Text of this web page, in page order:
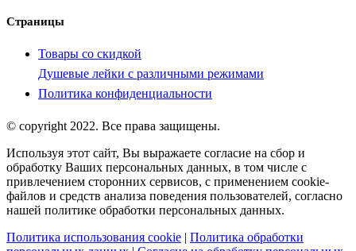
Страницы
Товары со скидкой
Душевые лейки с различными режимами
Политика конфиденциальности
© copyright 2022. Все права защищены.
Используя этот сайт, Вы выражаете согласие на сбор и
обработку Ваших персональных данных, в том числе с
привлечением сторонних сервисов, с применением cookie-
файлов и средств анализа поведения пользователей, согласно
нашей политике обработки персональных данных.
Политика использования cookie | Политика обработки